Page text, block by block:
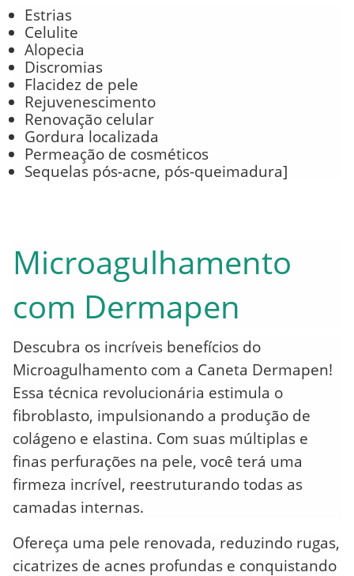
Estrias
Celulite
Alopecia
Discromias
Flacidez de pele
Rejuvenescimento
Renovação celular
Gordura localizada
Permeação de cosméticos
Sequelas pós-acne, pós-queimadura]
Microagulhamento
com Dermapen
Descubra os incríveis benefícios do
Microagulhamento com a Caneta Dermapen!
Essa técnica revolucionária estimula o
fibroblasto, impulsionando a produção de
colágeno e elastina. Com suas múltiplas e
finas perfurações na pele, você terá uma
firmeza incrível, reestruturando todas as
camadas internas.
Ofereça uma pele renovada, reduzindo rugas,
cicatrizes de acnes profundas e conquistando